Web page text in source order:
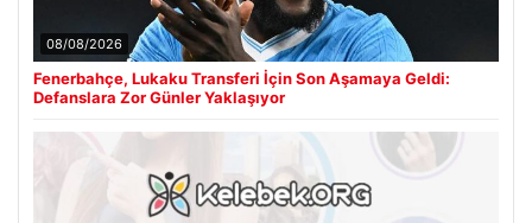
08/08/2026
Fenerbahçe, Lukaku Transferi İçin Son Aşamaya Geldi:
Defanslara Zor Günler Yaklaşıyor